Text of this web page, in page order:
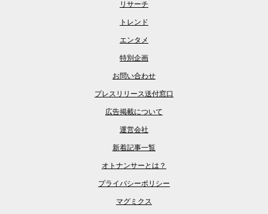
リサーチ
トレンド
エンタメ
特別企画
お問い合わせ
プレスリリース送付窓口
広告掲載について
運営会社
新着記事一覧
オトナンサーとは？
プライバシーポリシー
マグミクス